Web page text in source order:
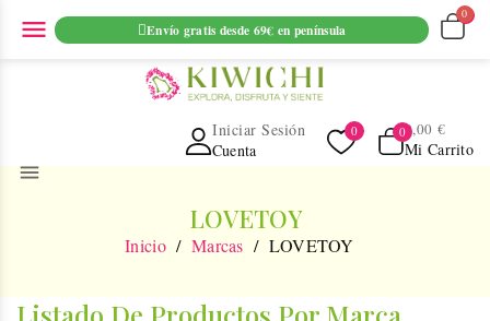
ENVIO GRATUITO EN PEDIDOS SUPERIORES A 69€ EN
PENINSULA
Cuenta
Iniciar Sesión
Mi Carrito
0,00 €
menu
LOVETOY
Inicio Marcas LOVETOY
menu Envío gratis desde 69€ en península